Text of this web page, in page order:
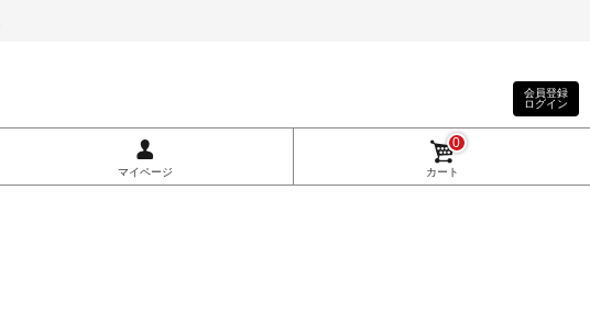
会員登録
ログイン
マイページ カート
0